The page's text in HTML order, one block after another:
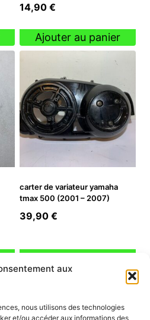
aux
nous utilisons des technologies
et/ou accéder aux informations des
14,90 €
Ajouter au panier
carter de variateur yamaha
tmax 500 (2001 – 2007)
39,90 €